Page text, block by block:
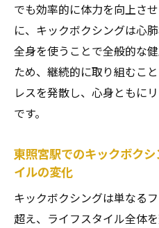
でも効率的に体力を向上さ
に、キックボクシングは心
全身を使うことで全般的な
ため、継続的に取り組むこ
レスを発散し、心身ともに
です。
東照宮駅でのキックボク
イルの変化
キックボクシングは単なる
超え、ライフスタイル全体